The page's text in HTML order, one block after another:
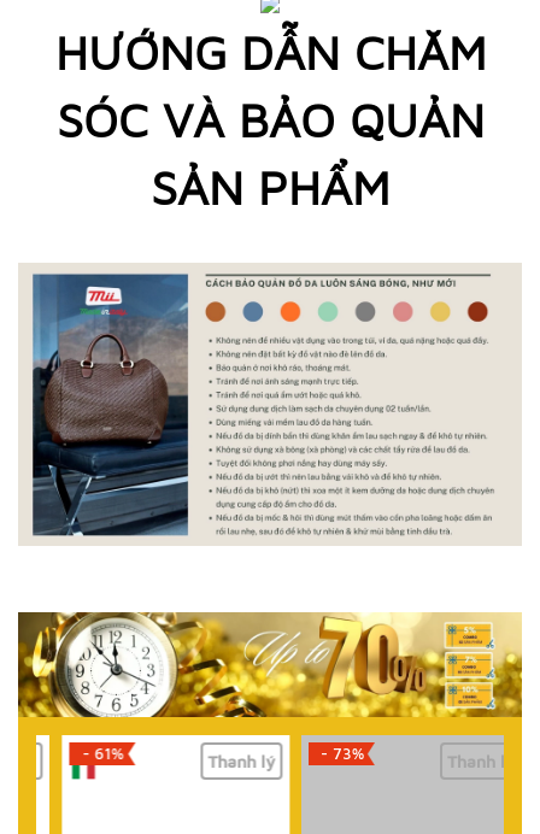
HƯỚNG DẪN CHĂM
SÓC VÀ BẢO QUẢN
SẢN PHẨM
- 61% Thanh lý - 73% Thanh lý